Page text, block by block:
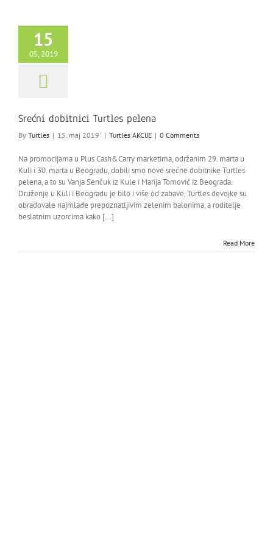
15
05, 2019
Srećni dobitnici Turtles pelena
By Turtles | 15. maj 2019' | Turtles AKCIJE | 0 Comments
Na promocijama u Plus Cash&Carry marketima, održanim 29. marta u
Kuli i 30. marta u Beogradu, dobili smo nove srećne dobitnike Turtles
pelena, a to su Vanja Senčuk iz Kule i Marija Tomović iz Beograda.
Druženje u Kuli i Beogradu je bilo i više od zabave, Turtles devojke su
obradovale najmlađe prepoznatljivim zelenim balonima, a roditelje
beslatnim uzorcima kako [...]
Read More